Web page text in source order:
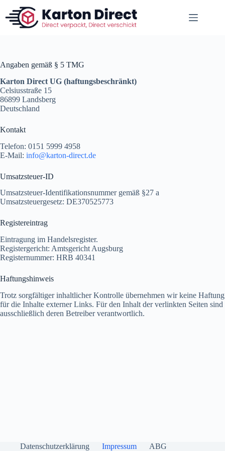
Inhalt
springen
Angaben gemäß § 5 TMG
Karton Direct UG (haftungsbeschränkt)
Celsiusstraße 15
86899 Landsberg
Deutschland
Kontakt
Telefon: 0151 5999 4958
E-Mail: info@karton-direct.de
Umsatzsteuer-ID
Umsatzsteuer-Identifikationsnummer gemäß §27 a
Umsatzsteuergesetz: DE370525773
Registereintrag
Eintragung im Handelsregister.
Registergericht: Amtsgericht Augsburg
Registernummer: HRB 40341
Haftungshinweis
Trotz sorgfältiger inhaltlicher Kontrolle übernehmen wir keine Haftung
für die Inhalte externer Links. Für den Inhalt der verlinkten Seiten sind
ausschließlich deren Betreiber verantwortlich.
Datenschutzerklärung Impressum ABG